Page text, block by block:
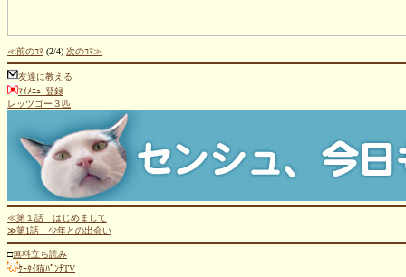
≪前のｺﾏ (2/4) 次のｺﾏ≫
友達に教える
ﾏｲﾒﾆｭｰ登録
レッツゴー３匹
≪第１話 はじめまして
≫第1話 少年との出会い
□無料立ち読み
ｹｰﾀｲ猫ﾊﾟﾝﾁTV